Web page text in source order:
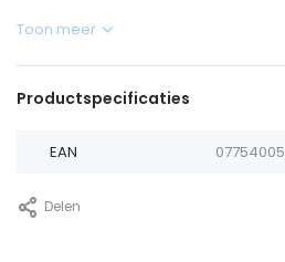
Toon meer
Productspecificaties
EAN
Delen